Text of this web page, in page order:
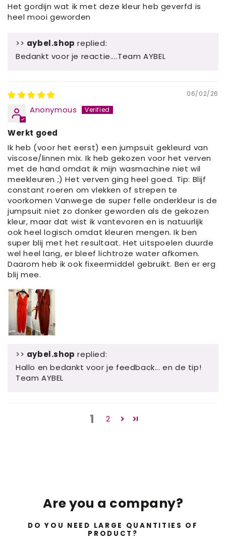
Het gordijn wat ik met deze kleur heb geverfd is
heel mooi geworden
>> aybel.shop replied:
Bedankt voor je reactie....Team AYBEL
06/02/26
Anonymous
Werkt goed
Ik heb (voor het eerst) een jumpsuit gekleurd van
viscose/linnen mix. Ik heb gekozen voor het verven
met de hand omdat ik mijn wasmachine niet wil
meekleuren ;) Het verven ging heel goed. Tip: Blijf
constant roeren om vlekken of strepen te
voorkomen Vanwege de super felle onderkleur is de
jumpsuit niet zo donker geworden als de gekozen
kleur, maar dat wist ik vantevoren en is natuurlijk
ook heel logisch omdat kleuren mengen. Ik ben
super blij met het resultaat. Het uitspoelen duurde
wel heel lang, er bleef lichtroze water afkomen.
Daarom heb ik ook fixeermiddel gebruikt. Ben er erg
blij mee.
>> aybel.shop replied:
Hallo en bedankt voor je feedback... en de tip!
Team AYBEL
1 2
Are you a company?
DO YOU NEED LARGE QUANTITIES OF
PRODUCT?